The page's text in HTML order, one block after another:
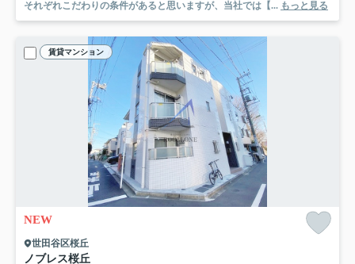
それぞれこだわりの条件があると思いますが、当社では【... もっと見る
賃貸マンション
NEW
世田谷区桜丘
ノブレス桜丘